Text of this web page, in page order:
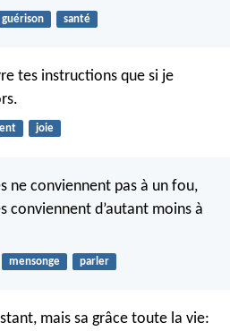
guérison santé
tes instructions que si je
joie
ne conviennent pas à un fou,
conviennent d’autant moins à
mensonge parler
mais sa grâce toute la vie: